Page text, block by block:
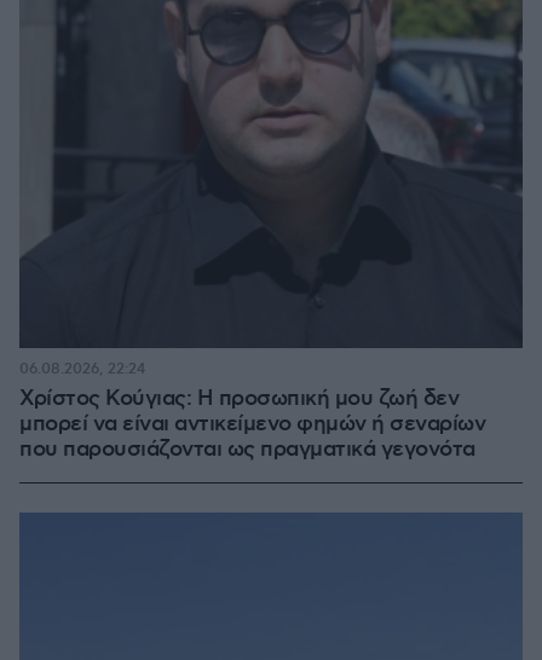
Χρίστος Κούγιας: Η προσωπική μου ζωή δεν
μπορεί να είναι αντικείμενο φημών ή σεναρίων
που παρουσιάζονται ως πραγματικά γεγονότα
06.08.2026, 22:24